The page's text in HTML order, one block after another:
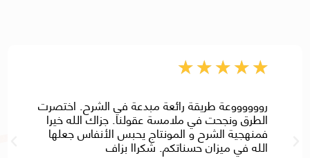
★
★
★
★
★
رووووووعة طريقة رائعة مبدعة في الشرح. اختصرت
الطرق ونجحت في ملامسة عقولنا. جزاك الله خيرا
فمنهجية الشرح و المونتاج يحبس الأنفاس جعلها
الله في ميزان حسناتكم. شكراا بزاف